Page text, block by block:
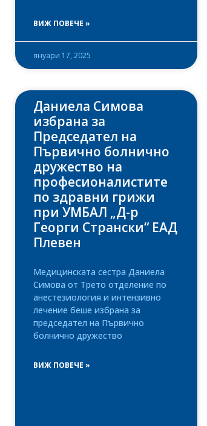
ВИЖ ПОВЕЧЕ »
януари 17, 2025
Даниела Симова
избрана за
Председател на
Първично болнично
дружество на
професионалистите
по здравни грижи
при УМБАЛ „Д-р
Георги Странски“ ЕАД
Плевен
Медицинската сестра Даниела
Симова от Трето отделение по
анестезиология и интензивно
лечение беше избрана за
председател на Първично
болнично дружество
ВИЖ ПОВЕЧЕ »